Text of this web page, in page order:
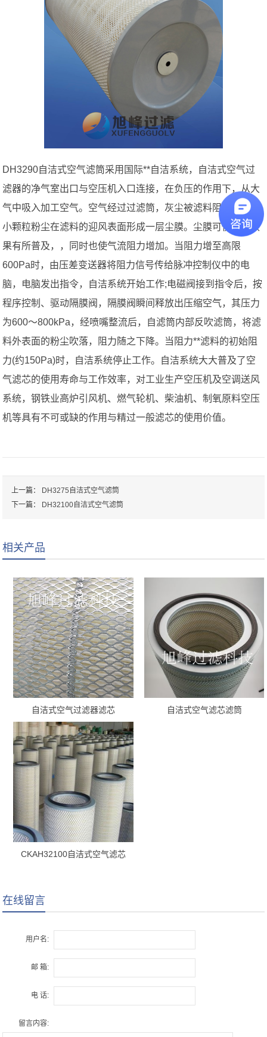
DH3290自洁式空气滤筒采用国际**自洁系统，自洁式空气过
滤器的净气室出口与空压机入口连接，在负压的作用下，从大
气中吸入加工空气。空气经过过滤筒，灰尘被滤料阻挡。无数
小颗粒粉尘在滤料的迎风表面形成一层尘膜。尘膜可使过滤效
果有所普及，，同时也使气流阻力增加。当阻力增至高限
600Pa时，由压差变送器将阻力信号传给脉冲控制仪中的电
脑，电脑发出指令，自洁系统开始工作;电磁阀接到指令后，按
程序控制、驱动隔膜阀，隔膜阀瞬间释放出压缩空气，其压力
为600～800kPa，经喷嘴整流后，自滤筒内部反吹滤筒，将滤
料外表面的粉尘吹落，阻力随之下降。当阻力**滤料的初始阻
力(约150Pa)时，自洁系统停止工作。自洁系统大大普及了空
气滤芯的使用寿命与工作效率，对工业生产空压机及空调送风
系统，钢铁业高炉引风机、燃气轮机、柴油机、制氧原料空压
机等具有不可或缺的作用与精过一般滤芯的使用价值。
上一篇：
DH3275自洁式空气滤筒
下一篇：
DH32100自洁式空气滤筒
相关产品
自洁式空气过滤器滤芯 自洁式空气滤芯滤筒
CKAH32100自洁式空气滤芯
在线留言
用户名:
邮 箱:
电 话:
留言内容: